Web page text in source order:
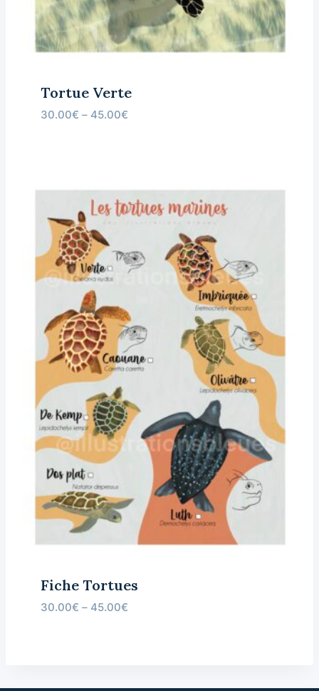
Tortue Verte
30.00€ – 45.00€
Fiche Tortues
30.00€ – 45.00€